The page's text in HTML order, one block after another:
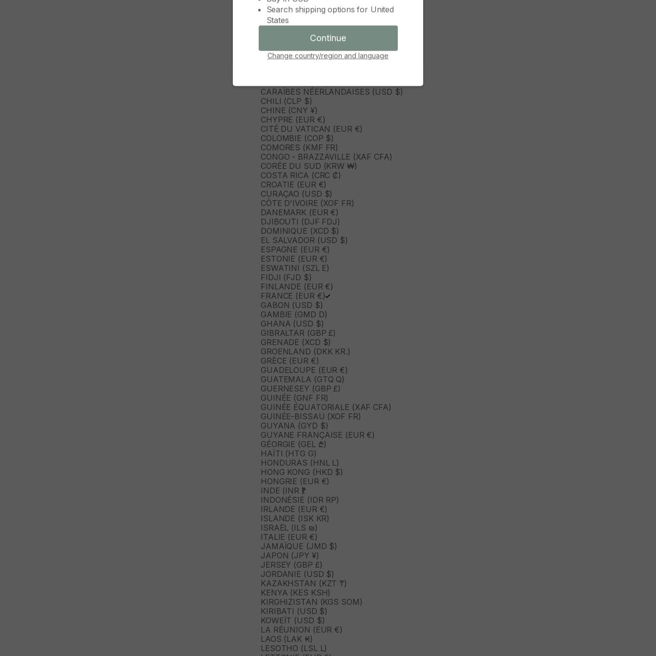
Search shipping options for United
States
Continue
Change country/region and language
Continue
BRÉSIL (BRL R$)
BULGARIE (EUR €)
BURKINA FASO (XOF FR)
BURUNDI (BIF FR)
CAMBODGE (KHR ៛)
CARAÏBES NÉERLANDAISES (USD $)
CHILI (CLP $)
CHINE (CNY ¥)
CHYPRE (EUR €)
CITÉ DU VATICAN (EUR €)
COLOMBIE (COP $)
COMORES (KMF FR)
CONGO - BRAZZAVILLE (XAF CFA)
CORÉE DU SUD (KRW ₩)
COSTA RICA (CRC ₡)
CROATIE (EUR €)
CURAÇAO (USD $)
CÔTE D'IVOIRE (XOF FR)
DANEMARK (EUR €)
DJIBOUTI (DJF FDJ)
DOMINIQUE (XCD $)
EL SALVADOR (USD $)
ESPAGNE (EUR €)
ESTONIE (EUR €)
ESWATINI (SZL E)
FIDJI (FJD $)
FINLANDE (EUR €)
FRANCE (EUR €)
GABON (USD $)
GAMBIE (GMD D)
GHANA (USD $)
GIBRALTAR (GBP £)
GRENADE (XCD $)
GROENLAND (DKK KR.)
GRÈCE (EUR €)
GUADELOUPE (EUR €)
GUATEMALA (GTQ Q)
GUERNESEY (GBP £)
GUINÉE (GNF FR)
GUINÉE ÉQUATORIALE (XAF CFA)
GUINÉE-BISSAU (XOF FR)
GUYANA (GYD $)
GUYANE FRANÇAISE (EUR €)
GÉORGIE (GEL ₾)
HAÏTI (HTG G)
HONDURAS (HNL L)
HONG KONG (HKD $)
HONGRIE (EUR €)
INDE (INR ₹)
INDONÉSIE (IDR RP)
IRLANDE (EUR €)
ISLANDE (ISK KR)
ISRAËL (ILS ₪)
ITALIE (EUR €)
JAMAÏQUE (JMD $)
JAPON (JPY ¥)
JERSEY (GBP £)
JORDANIE (USD $)
KAZAKHSTAN (KZT ₸)
KENYA (KES KSH)
KIRGHIZISTAN (KGS SOM)
KIRIBATI (USD $)
KOWEÏT (USD $)
LA RÉUNION (EUR €)
LAOS (LAK ₭)
LESOTHO (LSL L)